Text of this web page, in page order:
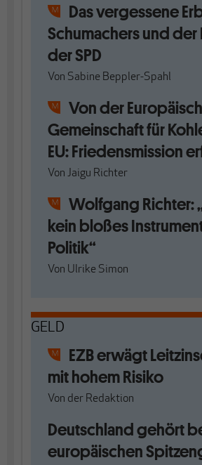
Das vergessene
Schumachers und
der SPD
Von Sabine Beppler-Spahl
Von der
Gemeinschaft für
EU: Friedensmission
Von Jaigu Richter
Wolfgang Richter:
kein bloßes
Politik“
Von Ulrike Simon
GELD
EZB erwägt
mit hohem Risiko
Von der Redaktion
Deutschland gehört
europäischen